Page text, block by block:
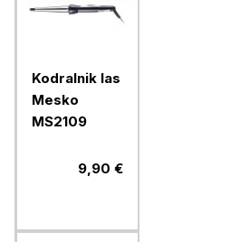
Kodralnik las
Mesko
MS2109
9,90 €